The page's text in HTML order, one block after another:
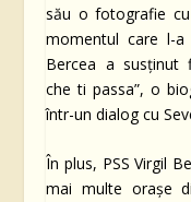
său o fotografie
momentul care l-
Bercea a susținut
che ti passa”, o
într-un dialog cu
În plus, PSS Virgil
mai multe orașe